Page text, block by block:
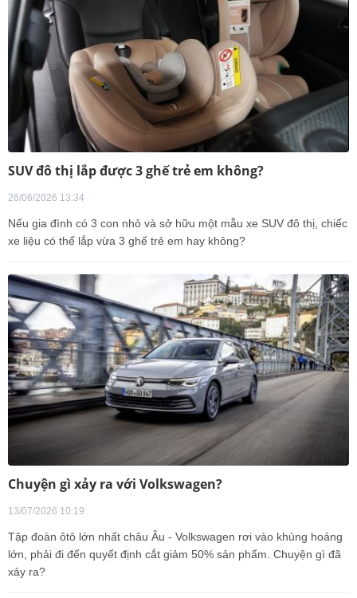
SUV đô thị lắp được 3 ghế trẻ em không?
26/06/2026 13:34
Nếu gia đình có 3 con nhỏ và sở hữu một mẫu xe SUV đô thị, chiếc
xe liệu có thể lắp vừa 3 ghế trẻ em hay không?
Chuyện gì xảy ra với Volkswagen?
13/07/2026 10:19
Tập đoàn ôtô lớn nhất châu Âu - Volkswagen rơi vào khủng hoảng
lớn, phải đi đến quyết định cắt giảm 50% sản phẩm. Chuyện gì đã
xảy ra?